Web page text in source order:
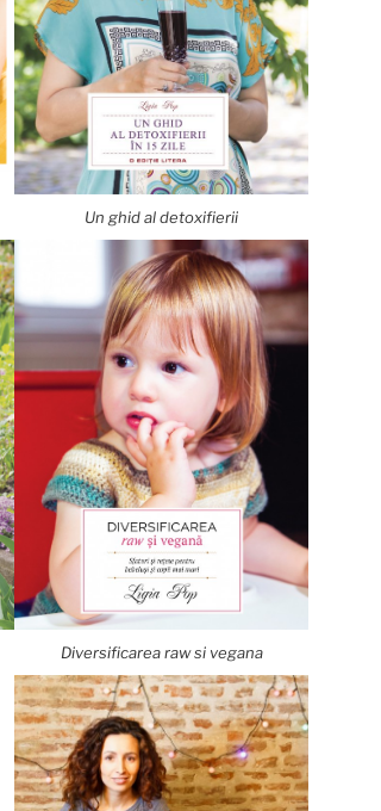
Un ghid al detoxifierii
Diversificarea raw si vegana